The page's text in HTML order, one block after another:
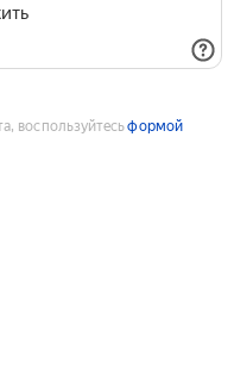
воспользуйтесьформой